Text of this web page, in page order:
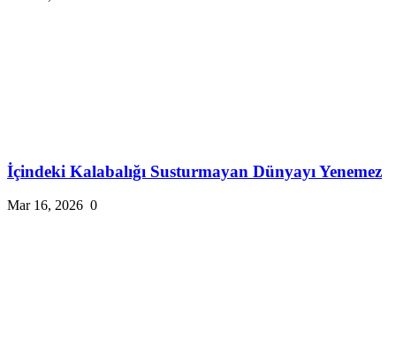
İçindeki Kalabalığı Susturmayan Dünyayı Yenemez
Mar 16, 2026 0